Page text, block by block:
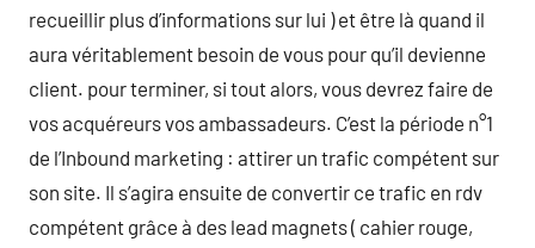
recueillir plus d’informations sur lui ) et être là quand il
aura véritablement besoin de vous pour qu’il devienne
client. pour terminer, si tout alors, vous devrez faire de
vos acquéreurs vos ambassadeurs. C’est la période n°1
de l’Inbound marketing : attirer un trafic compétent sur
son site. Il s’agira ensuite de convertir ce trafic en rdv
compétent grâce à des lead magnets ( cahier rouge,